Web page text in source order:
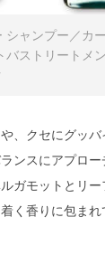
ャンプー／カ
バストリートメ
、クセにグッ
ンスにアプロ
モットとリー
く香りに包まれ